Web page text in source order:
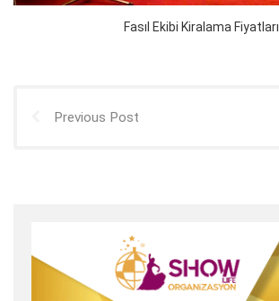
Fasıl Ekibi Kiralama Fiyatları
Previous Post